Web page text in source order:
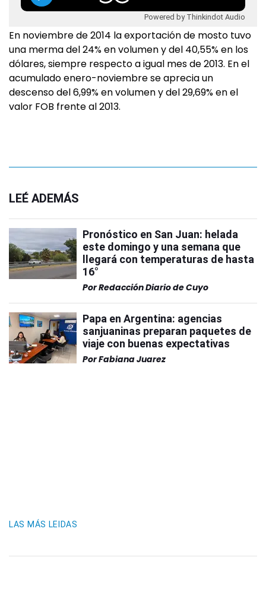
Powered by Thinkindot Audio
En noviembre de 2014 la exportación de mosto tuvo
una merma del 24% en volumen y del 40,55% en los
dólares, siempre respecto a igual mes de 2013. En el
acumulado enero-noviembre se aprecia un
descenso del 6,99% en volumen y del 29,69% en el
valor FOB frente al 2013.
LEÉ ADEMÁS
Pronóstico en San Juan: helada
este domingo y una semana que
llegará con temperaturas de hasta
16°
PorRedacción Diario de Cuyo
Papa en Argentina: agencias
sanjuaninas preparan paquetes de
viaje con buenas expectativas
PorFabiana Juarez
LAS MÁS LEIDAS